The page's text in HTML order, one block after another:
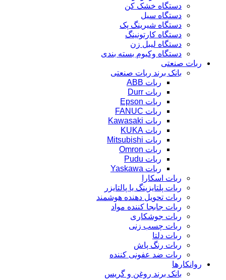
دستگاه خشک کن
دستگاه سیل
دستگاه شیرینگ پک
دستگاه کارتونینگ
دستگاه لیبل زن
دستگاه وکیوم بسته بندی
ربات صنعتی
بانک برند ربات صنعتی
ربات ABB
ربات Durr
ربات Epson
ربات FANUC
ربات Kawasaki
ربات KUKA
ربات Mitsubishi
ربات Omron
ربات Pudu
ربات Yaskawa
ربات اسکارا
ربات پلتایزینگ یا پالتایزر
ربات تحویل دهنده هوشمند
ربات جابجا کننده مواد
ربات جوشکاری
ربات چسب زنی
ربات دلتا
ربات رنگ پاش
ربات ضد عفونی کننده
روانکارها
بانک برند روغن و گریس